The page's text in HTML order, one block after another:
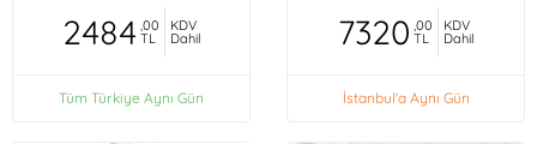
2484 ,00
TL
KDV
Dahil
Tüm Türkiye Aynı Gün
7320 ,00
TL
KDV
Dahil
İstanbul'a Aynı Gün